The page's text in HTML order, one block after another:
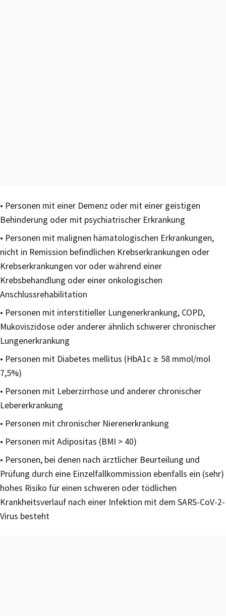
• Personen mit einer Demenz oder mit einer geistigen
Behinderung oder mit psychiatrischer Erkrankung
• Personen mit malignen hämatologischen Erkrankungen,
nicht in Remission befindlichen Krebserkrankungen oder
Krebserkrankungen vor oder während einer
Krebsbehandlung oder einer onkologischen
Anschlussrehabilitation
• Personen mit interstitieller Lungenerkrankung, COPD,
Mukoviszidose oder anderer ähnlich schwerer chronischer
Lungenerkrankung
• Personen mit Diabetes mellitus (HbA1c ≥ 58 mmol/mol
7,5%)
• Personen mit Leberzirrhose und anderer chronischer
Lebererkrankung
• Personen mit chronischer Nierenerkrankung
• Personen mit Adipositas (BMI > 40)
• Personen, bei denen nach ärztlicher Beurteilung und
Prüfung durch eine Einzelfallkommission ebenfalls ein (sehr)
hohes Risiko für einen schweren oder tödlichen
Krankheitsverlauf nach einer Infektion mit dem SARS-CoV-2-
Virus besteht